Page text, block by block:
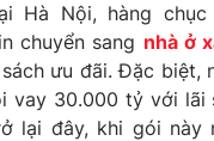
tế
Hà Nội, hàng
chuyển sang nhà ở
ưu đãi. Đặc biệt,
vay 30.000 tỷ với lãi
lại đây, khi gói này